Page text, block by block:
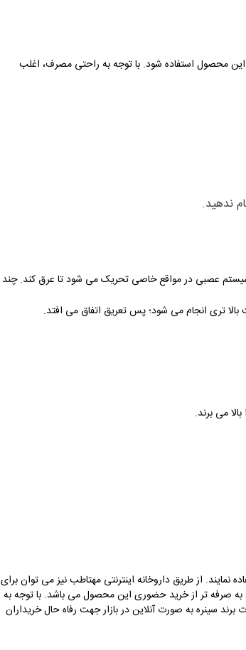
محصول استفاده شود. با توجه به راحتی مصرف، اغلب
ندهید.
عصبی در مواقع خاصی تحریک می شود تا عرق کند. چند
تری انجام می شود؛ پس تعریق اتفاق می افتد.
می برند.
نمایند. از طریق داروخانه اینترنتی مهتاطب نیز می توان برای
به صرفه تر از خرید حضوری این محصول می باشد. با توجه به
سینره به صورت آنلاین در بازار جهت رفاه حال خریداران